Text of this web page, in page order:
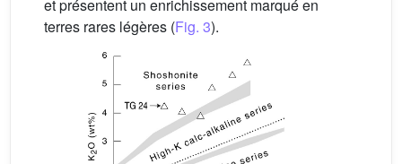
et présentent un enrichissement marqué en
terres rares légères (Fig. 3).